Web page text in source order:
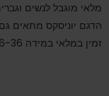
מלאי מוגבל לנשים
הדגם יוניסקס מתאים
זמין במלאי במידה 46-36.